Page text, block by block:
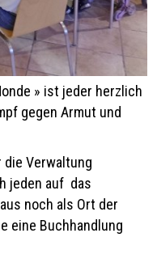
» ist jeder herzlich
gegen Armut und
Verwaltung
jeden auf das
noch als Ort der
eine Buchhandlung